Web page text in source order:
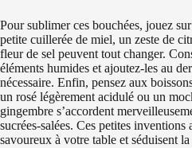
Pour sublimer ces bouchées, jouez
petite cuillerée de miel, un zeste de
fleur de sel peuvent tout changer.
éléments humides et ajoutez-les au
nécessaire. Enfin, pensez aux
un rosé légèrement acidulé ou un
gingembre s’accordent
sucrées-salées. Ces petites
savoureux à votre table et séduisent